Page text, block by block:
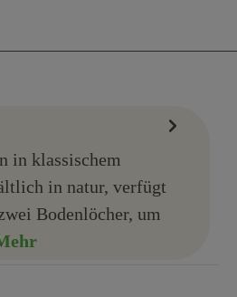
in klassischem
in natur, verfügt
Bodenlöcher, um